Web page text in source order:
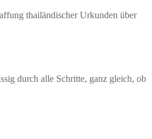
thailändischer Urkunden über
durch alle Schritte, ganz gleich, ob